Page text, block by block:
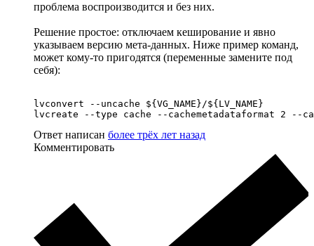
проблема воспроизводится и без них.
Решение простое: отключаем кеширование и явно
указываем версию мета-данных. Ниже пример команд,
может кому-то пригодятся (переменные замените под
себя):
lvconvert --uncache ${VG_NAME}/${LV_NAME}
lvcreate --type cache --cachemetadataformat 2 --
Ответ написан более трёх лет назад
Комментировать